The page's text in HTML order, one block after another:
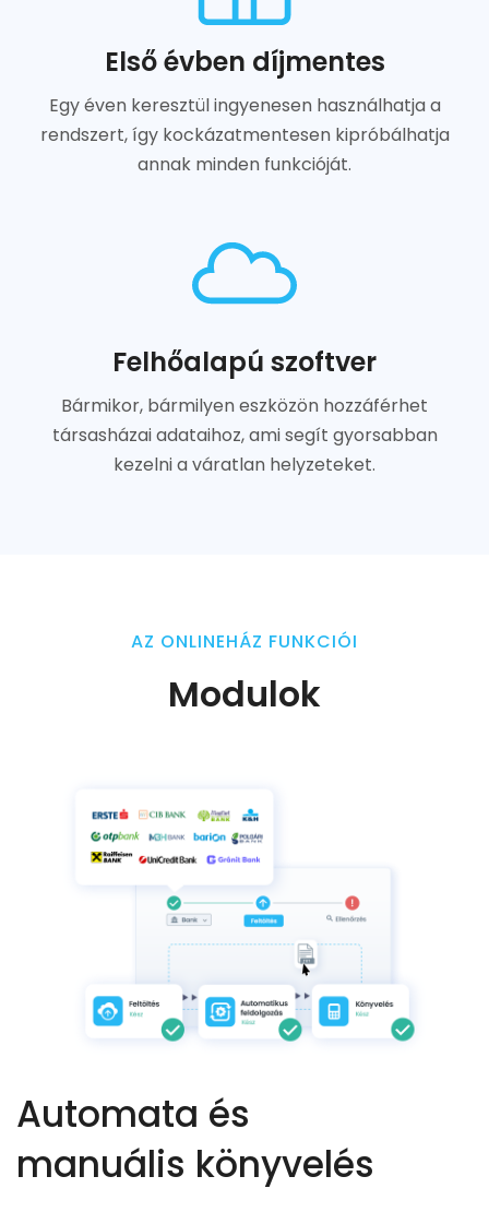
Első évben díjmentes
Egy éven keresztül ingyenesen használhatja a
rendszert, így kockázatmentesen kipróbálhatja
annak minden funkcióját.
Felhőalapú szoftver
Bármikor, bármilyen eszközön hozzáférhet
társasházai adataihoz, ami segít gyorsabban
kezelni a váratlan helyzeteket.
AZ ONLINEHÁZ FUNKCIÓI
Modulok
Automata és
manuális könyvelés